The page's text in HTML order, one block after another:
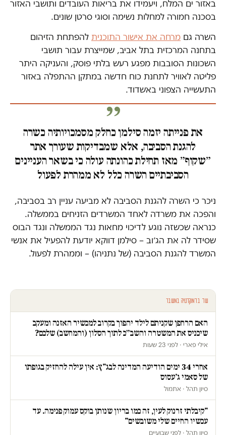
באזור ים המלח, ויעמידו את בריאות העובדים ותושבי האזור
בסכנה חמורה למחלות נשימה וסוגי סרטן שונים.
השרה גם מרחה את אישור התוכנית להפתחת הזיהום
בתחנה המרכזית בתל אביב, שמייצרת עבור תושבי
השכונות הסובבות מפגע רעש בלתי פוסק, והעניקה היתר
פליטה לאוויר לתחנת כוח חדשה במתקן ההתפלה באזור
התעשייה הצפוני באשדוד.
את פנייתה יזמה סילמן כחלק מסמכויותיה כשרה
להגנת הסביבה, אלא שמבדיקות שעורך אתר
״שקוף״ מאז תחילת כהונתה עולה כי בשאר העניינים
הסביבתיים השרה כלל לא ממהרת לפעול
ניכר כי השרה להגנת הסביבה לא מביעה עניין רב בסביבה,
והפכה את משרדה לאחד המשרדים הזניחים בממשלה.
כנראה שכשזה נוגע לדיכוי מחאות נגד הממשלה ונגד הבוס
שסידר לה את הג׳וב – סילמן דווקא יודעת להפעיל את אנשי
המשרד להגנת הסביבה (של נתניהו) – וממהרת לפעול.
עוד בדמוקרטיה במשבר
האם הרחפן שקניתם לילד יהפוך בקרוב למכשיר האזנה ומעקב
שיכניס את המשטרה והשב״כ לתוך הסלון (והמחשב) שלכם?
אילי פארי · לפני 23 שעות
אחרי 34 ימים הודיעה המדינה לבג"ץ: אין עילה להחזיק בגופתו
של סאמי ג'עסוס
סיון תהל · אתמול
"קיבלתי זרנוק לעין, זה כמו בריון שנותן בוקס עמוק פנימה. עד
עכשיו החיים שלי משובשים"
סיון תהל · לפני שבועיים